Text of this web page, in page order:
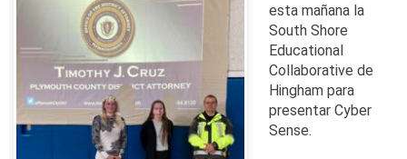
esta mañana la
South Shore
Educational
Collaborative de
Hingham para
presentar Cyber
Sense.